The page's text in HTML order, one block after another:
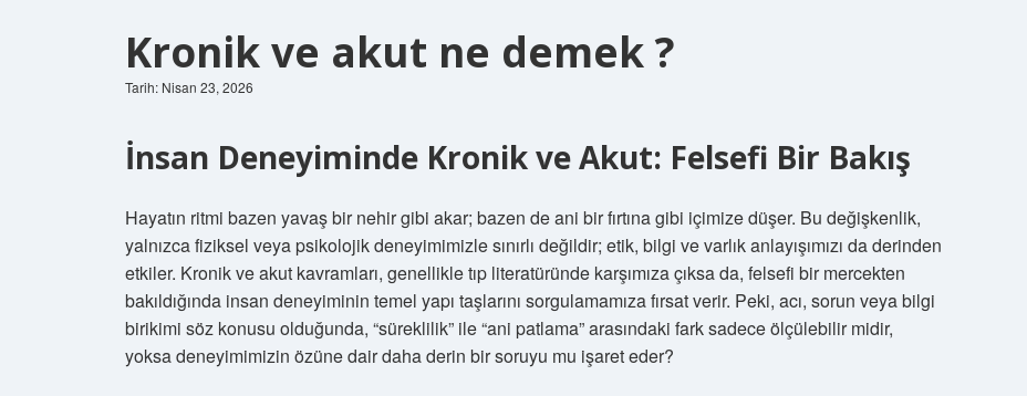
Kronik ve akut ne demek ?
Tarih: Nisan 23, 2026
İnsan Deneyiminde Kronik ve Akut: Felsefi Bir Bakış
Hayatın ritmi bazen yavaş bir nehir gibi akar; bazen de ani bir fırtına gibi içimize düşer. Bu değişkenlik,
yalnızca fiziksel veya psikolojik deneyimimizle sınırlı değildir; etik, bilgi ve varlık anlayışımızı da derinden
etkiler. Kronik ve akut kavramları, genellikle tıp literatüründe karşımıza çıksa da, felsefi bir mercekten
bakıldığında insan deneyiminin temel yapı taşlarını sorgulamamıza fırsat verir. Peki, acı, sorun veya bilgi
birikimi söz konusu olduğunda, “süreklilik” ile “ani patlama” arasındaki fark sadece ölçülebilir midir,
yoksa deneyimimizin özüne dair daha derin bir soruyu mu işaret eder?